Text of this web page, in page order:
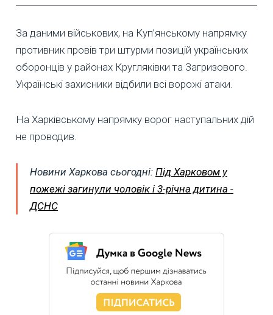
За даними військових, на Куп’янському напрямку
противник провів три штурми позицій українських
оборонців у районах Кругляківки та Загризового.
Українські захисники відбили всі ворожі атаки.
На Харківському напрямку ворог наступальних дій
не проводив.
Новини Харкова сьогодні: Під Харковом у
пожежі загинули чоловік і 3-річна дитина -
ДСНС